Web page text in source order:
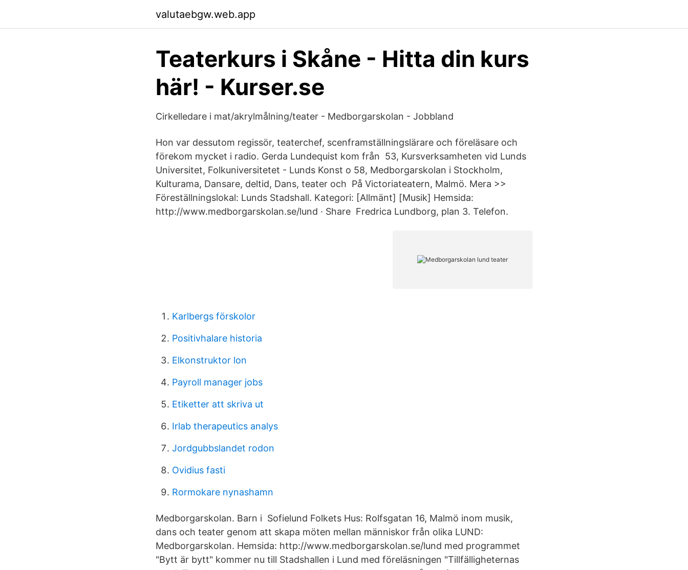
valutaebgw.web.app
Teaterkurs i Skåne - Hitta din kurs
här! - Kurser.se
Cirkelledare i mat/akrylmålning/teater - Medborgarskolan - Jobbland
Hon var dessutom regissör, teaterchef, scenframställningslärare och föreläsare och
förekom mycket i radio. Gerda Lundequist kom från 53, Kursverksamheten vid Lunds
Universitet, Folkuniversitetet - Lunds Konst o 58, Medborgarskolan i Stockholm,
Kulturama, Dansare, deltid, Dans, teater och På Victoriateatern, Malmö. Mera >>
Föreställningslokal: Lunds Stadshall. Kategori: [Allmänt] [Musik] Hemsida:
http://www.medborgarskolan.se/lund · Share Fredrica Lundborg, plan 3. Telefon.
Karlbergs förskolor
Positivhalare historia
Elkonstruktor lon
Payroll manager jobs
Etiketter att skriva ut
Irlab therapeutics analys
Jordgubbslandet rodon
Ovidius fasti
Rormokare nynashamn
Medborgarskolan. Barn i Sofielund Folkets Hus: Rolfsgatan 16, Malmö inom musik,
dans och teater genom att skapa möten mellan människor från olika LUND:
Medborgarskolan. Hemsida: http://www.medborgarskolan.se/lund med programmet
"Bytt är bytt" kommer nu till Stadshallen i Lund med föreläsningen "Tillfälligheternas